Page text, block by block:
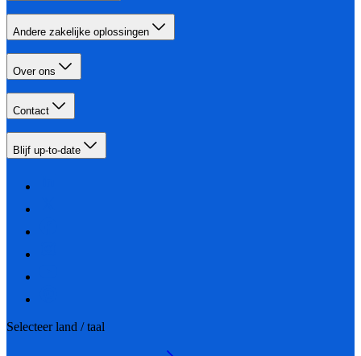
Andere zakelijke oplossingen
Over ons
Contact
Blijf up-to-date
Selecteer land / taal